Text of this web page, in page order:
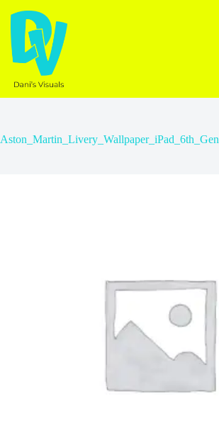
naar
inhoud
Aston_Martin_Livery_Wallpaper_iPad_6th_Gen